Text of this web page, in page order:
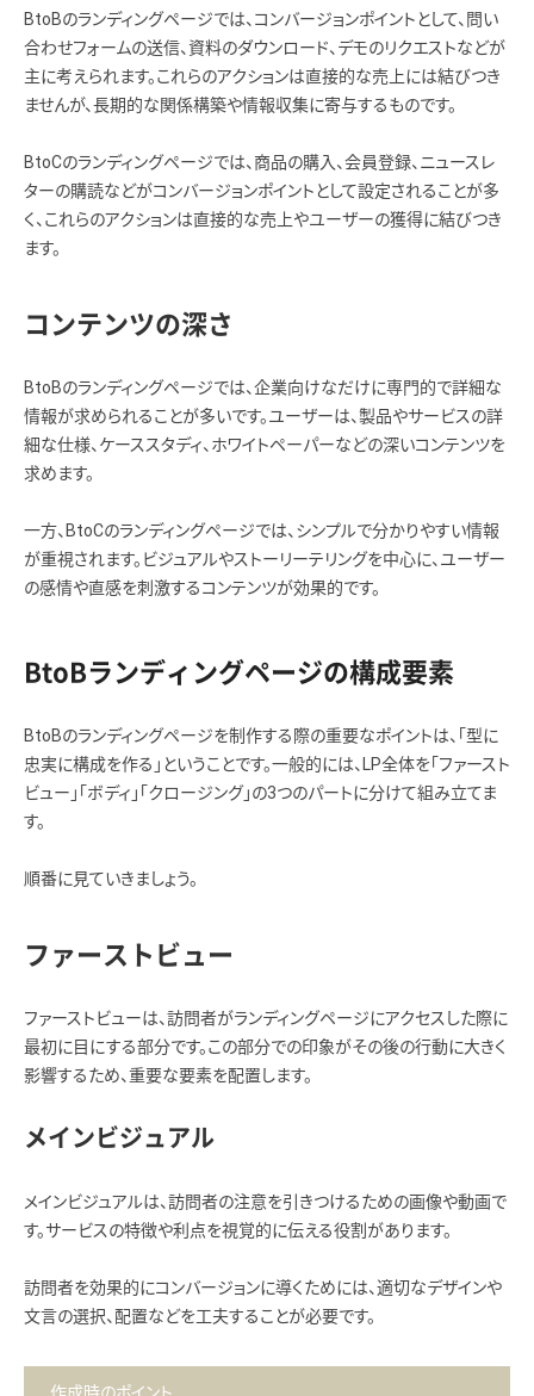
BtoBのランディングページでは、コンバージョンポイントとして、問い
合わせフォームの送信、資料のダウンロード、デモのリクエストなどが
主に考えられます。これらのアクションは直接的な売上には結びつき
ませんが、長期的な関係構築や情報収集に寄与するものです。
BtoCのランディングページでは、商品の購入、会員登録、ニュースレ
ターの購読などがコンバージョンポイントとして設定されることが多
く、これらのアクションは直接的な売上やユーザーの獲得に結びつき
ます。
コンテンツの深さ
BtoBのランディングページでは、企業向けなだけに専門的で詳細な
情報が求められることが多いです。ユーザーは、製品やサービスの詳
細な仕様、ケーススタディ、ホワイトペーパーなどの深いコンテンツを
求めます。
一方、BtoCのランディングページでは、シンプルで分かりやすい情報
が重視されます。ビジュアルやストーリーテリングを中心に、ユーザー
の感情や直感を刺激するコンテンツが効果的です。
BtoBランディングページの構成要素
BtoBのランディングページを制作する際の重要なポイントは、「型に
忠実に構成を作る」ということです。一般的には、LP全体を「ファースト
ビュー」「ボディ」「クロージング」の3つのパートに分けて組み立てま
す。
順番に見ていきましょう。
ファーストビュー
ファーストビューは、訪問者がランディングページにアクセスした際に
最初に目にする部分です。この部分での印象がその後の行動に大きく
影響するため、重要な要素を配置します。
メインビジュアル
メインビジュアルは、訪問者の注意を引きつけるための画像や動画で
す。サービスの特徴や利点を視覚的に伝える役割があります。
訪問者を効果的にコンバージョンに導くためには、適切なデザインや
文言の選択、配置などを工夫することが必要です。